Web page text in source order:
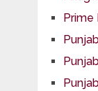
Prime